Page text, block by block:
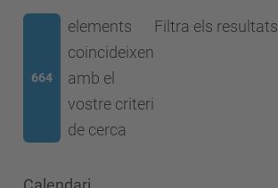
664
elements
coincideixen
amb el
vostre criteri
de cerca
Filtra els resultats.